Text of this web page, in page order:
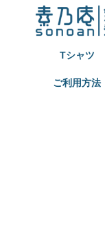
Tシャツ
ご利用方法